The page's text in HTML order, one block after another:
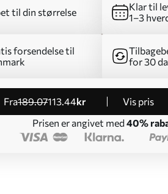
til din størrelse
Klar til
1–3
forsendelse til
for 30
fra189.07113.44kr
Vis pris
Prisen er angivet med 40%